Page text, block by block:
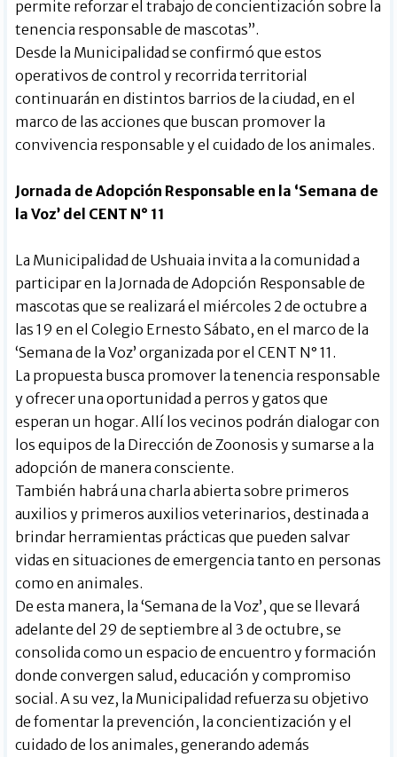
permite reforzar el trabajo de concientización sobre la
tenencia responsable de mascotas”.
Desde la Municipalidad se confirmó que estos
operativos de control y recorrida territorial
continuarán en distintos barrios de la ciudad, en el
marco de las acciones que buscan promover la
convivencia responsable y el cuidado de los animales.
Jornada de Adopción Responsable en la ‘Semana de
la Voz’ del CENT N° 11
La Municipalidad de Ushuaia invita a la comunidad a
participar en la Jornada de Adopción Responsable de
mascotas que se realizará el miércoles 2 de octubre a
las 19 en el Colegio Ernesto Sábato, en el marco de la
‘Semana de la Voz’ organizada por el CENT N° 11.
La propuesta busca promover la tenencia responsable
y ofrecer una oportunidad a perros y gatos que
esperan un hogar. Allí los vecinos podrán dialogar con
los equipos de la Dirección de Zoonosis y sumarse a la
adopción de manera consciente.
También habrá una charla abierta sobre primeros
auxilios y primeros auxilios veterinarios, destinada a
brindar herramientas prácticas que pueden salvar
vidas en situaciones de emergencia tanto en personas
como en animales.
De esta manera, la ‘Semana de la Voz’, que se llevará
adelante del 29 de septiembre al 3 de octubre, se
consolida como un espacio de encuentro y formación
donde convergen salud, educación y compromiso
social. A su vez, la Municipalidad refuerza su objetivo
de fomentar la prevención, la concientización y el
cuidado de los animales, generando además